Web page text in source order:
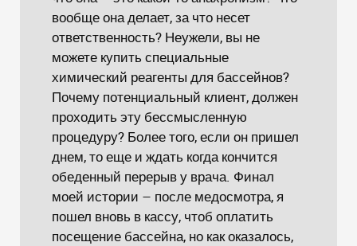
вообще она делает, за что несет
ответственность? Неужели, вы не
можете купить специальные
химический реагенты для бассейнов?
Почему потенциальный клиент, должен
проходить эту бессмысленную
процедуру? Более того, если он пришел
днем, то еще и ждать когда кончится
обеденный перерыв у врача. Финал
моей истории – после медосмотра, я
пошел вновь в кассу, чтоб оплатить
посещение бассейна, но как оказалось,